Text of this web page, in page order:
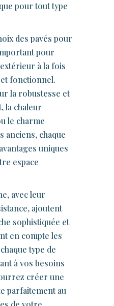
pour tout type
des pavés pour
pour
à la fois
fonctionnel.
la robustesse et
la chaleur
le charme
anciens, chaque
uniques
espace
avec leur
ajoutent
sophistiquée et
en compte les
type de
à vos besoins
créer une
parfaitement au